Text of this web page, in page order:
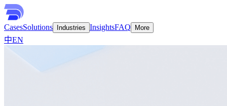
CasesSolutions Industries InsightsFAQ More
中EN